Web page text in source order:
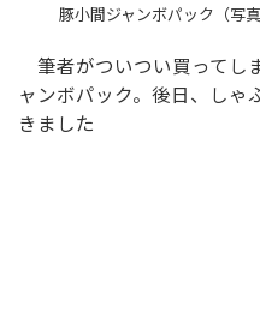
豚小間ジャンボパック（写
筆者がついつい買ってし
ャンボパック。後日、しゃ
きました